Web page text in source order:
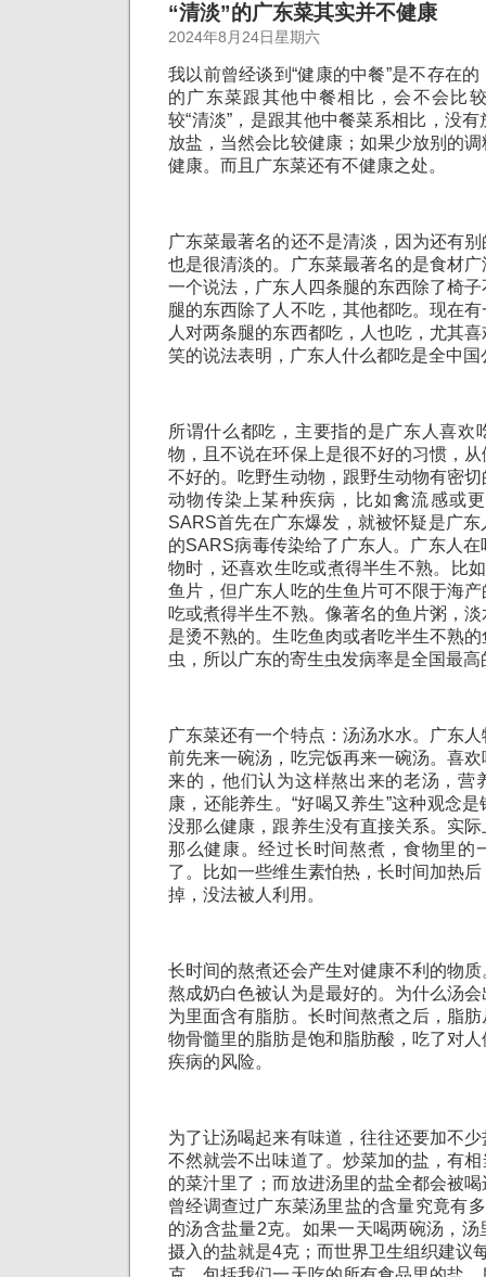
“清淡”的广东菜其实并不健康
2024年8月24日星期六
我以前曾经谈到“健康的中餐”是不存在
的广东菜跟其他中餐相比，会不会比
较“清淡”，是跟其他中餐菜系相比，没
放盐，当然会比较健康；如果少放别的
健康。而且广东菜还有不健康之处。
广东菜最著名的还不是清淡，因为还有
也是很清淡的。广东菜最著名的是食材
一个说法，广东人四条腿的东西除了椅
腿的东西除了人不吃，其他都吃。现在
人对两条腿的东西都吃，人也吃，尤其
笑的说法表明，广东人什么都吃是全中国
所谓什么都吃，主要指的是广东人喜欢
物，且不说在环保上是很不好的习惯，
不好的。吃野生动物，跟野生动物有密
动物传染上某种疾病，比如禽流感或
SARS首先在广东爆发，就被怀疑是广
的SARS病毒传染给了广东人。广东人
物时，还喜欢生吃或煮得半生不熟。比
鱼片，但广东人吃的生鱼片可不限于海
吃或煮得半生不熟。像著名的鱼片粥，
是烫不熟的。生吃鱼肉或者吃半生不熟
虫，所以广东的寄生虫发病率是全国最高
广东菜还有一个特点：汤汤水水。广东
前先来一碗汤，吃完饭再来一碗汤。喜
来的，他们认为这样熬出来的老汤，营
康，还能养生。“好喝又养生”这种观念
没那么健康，跟养生没有直接关系。实
那么健康。经过长时间熬煮，食物里的
了。比如一些维生素怕热，长时间加热
掉，没法被人利用。
长时间的熬煮还会产生对健康不利的物
熬成奶白色被认为是最好的。为什么汤
为里面含有脂肪。长时间熬煮之后，脂
物骨髓里的脂肪是饱和脂肪酸，吃了对
疾病的风险。
为了让汤喝起来有味道，往往还要加不
不然就尝不出味道了。炒菜加的盐，有
的菜汁里了；而放进汤里的盐全都会被
曾经调查过广东菜汤里盐的含量究竟有
的汤含盐量2克。如果一天喝两碗汤，
摄入的盐就是4克；而世界卫生组织建议